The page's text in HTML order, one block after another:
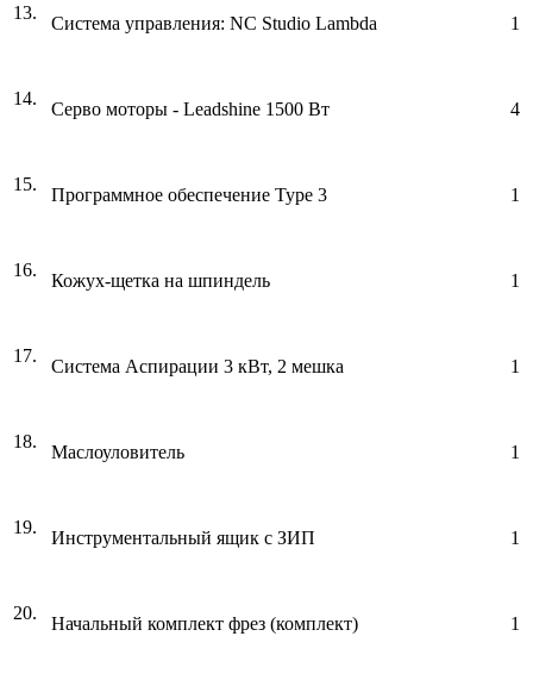
13.
Система управления: NC Studio Lambda 1
14.
Серво моторы - Leadshine 1500 Вт 4
15.
Программное обеспечение Type 3 1
16.
Кожух-щетка на шпиндель 1
17.
Система Аспирации 3 кВт, 2 мешка 1
18.
Маслоуловитель 1
19.
Инструментальный ящик с ЗИП 1
20.
Начальный комплект фрез (комплект) 1